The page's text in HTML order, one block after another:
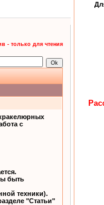
- только для чтения
с
быть
техники).
"Статьи"